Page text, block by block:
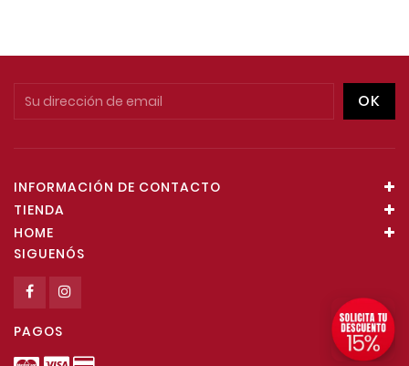
INFORMACIÓN DE CONTACTO
TIENDA
HOME
SIGUENÓS
PAGOS